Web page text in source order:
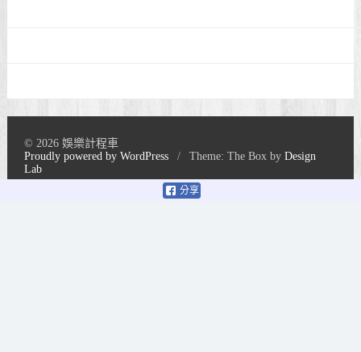
分享
© 2026 娛樂計程車
Proudly powered by WordPress
/ Theme: The Box byDesign
Lab